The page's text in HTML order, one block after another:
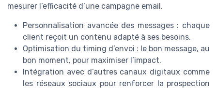
mesurer l’efficacité d’une campagne email.
Personnalisation avancée des messages : chaque
client reçoit un contenu adapté à ses besoins.
Optimisation du timing d’envoi : le bon message, au
bon moment, pour maximiser l’impact.
Intégration avec d’autres canaux digitaux comme
les réseaux sociaux pour renforcer la prospection